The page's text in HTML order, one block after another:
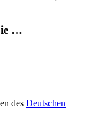
…
des Deutschen